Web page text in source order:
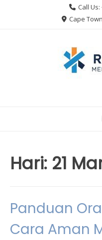
Call Us:
Cape
Hari: 21
Panduan
Cara Aman